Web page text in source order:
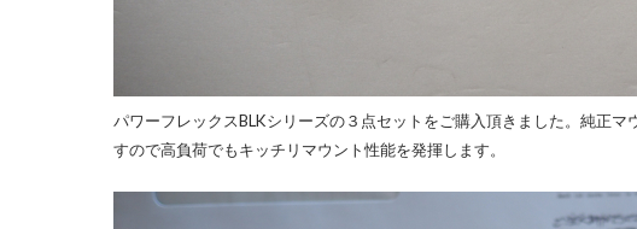
パワーフレックスBLKシリーズの３点セットをご購入頂きました。純正
すので高負荷でもキッチリマウント性能を発揮します。